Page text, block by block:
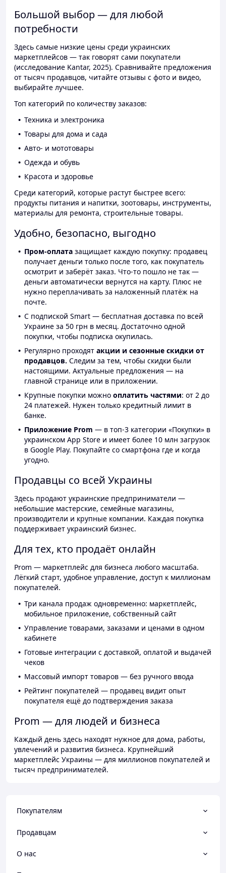
Большой выбор — для любой
потребности
Здесь самые низкие цены среди украинских
маркетплейсов — так говорят сами покупатели
(исследование Kantar, 2025). Сравнивайте предложения
от тысяч продавцов, читайте отзывы с фото и видео,
выбирайте лучшее.
Топ категорий по количеству заказов:
Техника и электроника
Товары для дома и сада
Авто- и мототовары
Одежда и обувь
Красота и здоровье
Среди категорий, которые растут быстрее всего:
продукты питания и напитки, зоотовары, инструменты,
материалы для ремонта, строительные товары.
Удобно, безопасно, выгодно
Пром-оплата защищает каждую покупку: продавец
получает деньги только после того, как покупатель
осмотрит и заберёт заказ. Что-то пошло не так —
деньги автоматически вернутся на карту. Плюс не
нужно переплачивать за наложенный платёж на
почте.
С подпиской Smart — бесплатная доставка по всей
Украине за 50 грн в месяц. Достаточно одной
покупки, чтобы подписка окупилась.
Регулярно проходят акции и сезонные скидки от
продавцов. Следим за тем, чтобы скидки были
настоящими. Актуальные предложения — на
главной странице или в приложении.
Крупные покупки можно оплатить частями: от 2 до
24 платежей. Нужен только кредитный лимит в
банке.
Приложение Prom — в топ-3 категории «Покупки» в
украинском App Store и имеет более 10 млн загрузок
в Google Play. Покупайте со смартфона где и когда
угодно.
Продавцы со всей Украины
Здесь продают украинские предприниматели —
небольшие мастерские, семейные магазины,
производители и крупные компании. Каждая покупка
поддерживает украинский бизнес.
Для тех, кто продаёт онлайн
Prom — маркетплейс для бизнеса любого масштаба.
Лёгкий старт, удобное управление, доступ к миллионам
покупателей.
Три канала продаж одновременно: маркетплейс,
мобильное приложение, собственный сайт
Управление товарами, заказами и ценами в одном
кабинете
Готовые интеграции с доставкой, оплатой и выдачей
чеков
Массовый импорт товаров — без ручного ввода
Рейтинг покупателей — продавец видит опыт
покупателя ещё до подтверждения заказа
Prom — для людей и бизнеса
Каждый день здесь находят нужное для дома, работы,
увлечений и развития бизнеса. Крупнейший
маркетплейс Украины — для миллионов покупателей и
тысяч предпринимателей.
Покупателям
Продавцам
О нас